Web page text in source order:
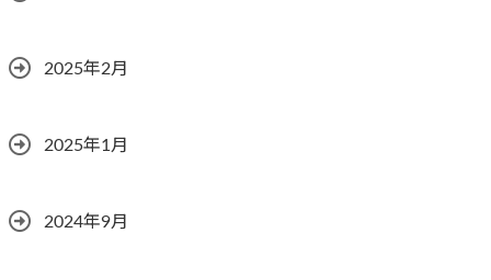
2025年2月
2025年1月
2024年9月